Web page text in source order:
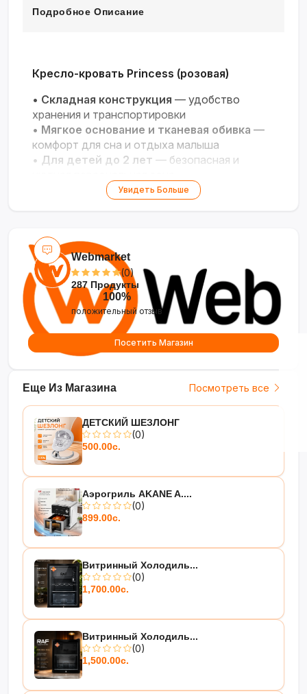
Подробное Описание
Кресло-кровать Princess (розовая)
• Складная конструкция — удобство
хранения и транспортировки
• Мягкое основание и тканевая обивка —
комфорт для сна и отдыха малыша
• Для детей до 2 лет — безопасная и
Прямоугольная форма— компактность,
как кресло, лежак или временную кроватку
Увидеть Больше
Еще Из Магазина Посмотреть все
ДЕТСКИЙ ШЕЗЛОНГ
(0)
500.00с.
Аэрогриль AKANE A....
(0)
899.00с.
Витринный Холодиль...
(0)
1,700.00с.
Витринный Холодиль...
(0)
1,500.00с.
Webmarket
(0)
287 Продукты
100%
положительный отзыв
Посетить Магазин